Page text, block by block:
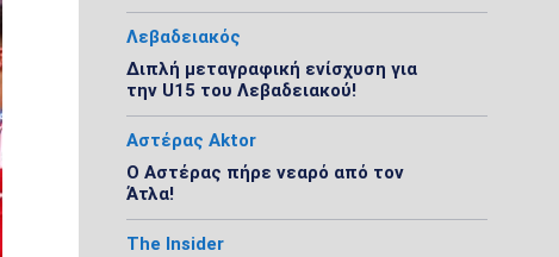
Λεβαδειακός
Διπλή μεταγραφική ενίσχυση για
την U15 του Λεβαδειακού!
Αστέρας Aktor
Ο Αστέρας πήρε νεαρό από τον
Άτλα!
The Insider